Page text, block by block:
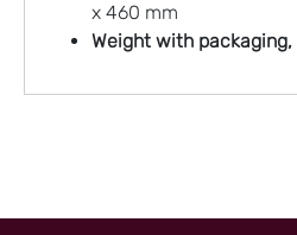
x 460 mm
Weight with packaging,